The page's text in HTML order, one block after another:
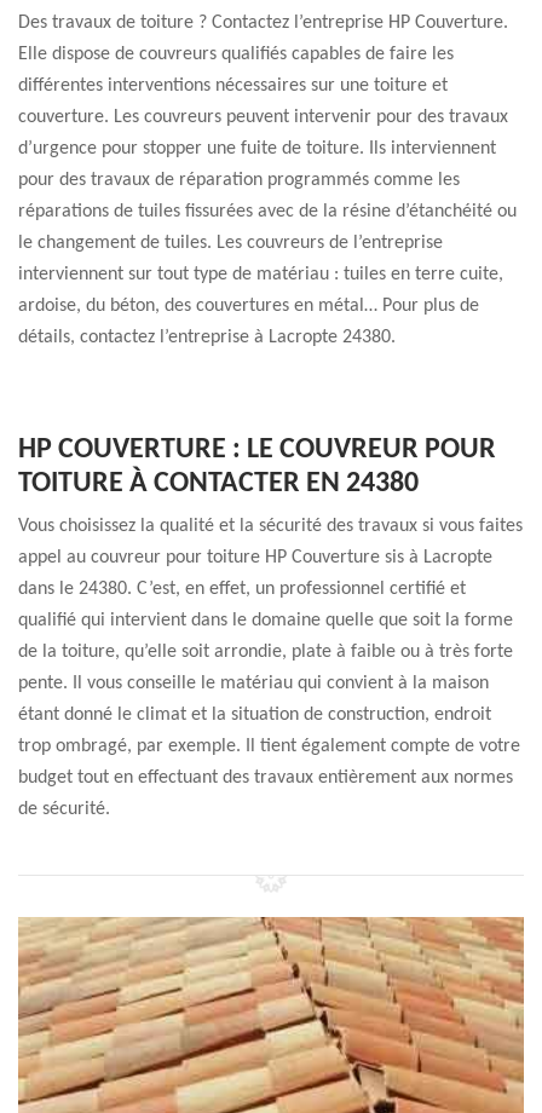
Des travaux de toiture ? Contactez l’entreprise HP Couverture.
Elle dispose de couvreurs qualifiés capables de faire les
différentes interventions nécessaires sur une toiture et
couverture. Les couvreurs peuvent intervenir pour des travaux
d’urgence pour stopper une fuite de toiture. Ils interviennent
pour des travaux de réparation programmés comme les
réparations de tuiles fissurées avec de la résine d’étanchéité ou
le changement de tuiles. Les couvreurs de l’entreprise
interviennent sur tout type de matériau : tuiles en terre cuite,
ardoise, du béton, des couvertures en métal… Pour plus de
détails, contactez l’entreprise à Lacropte 24380.
HP COUVERTURE : LE COUVREUR POUR
TOITURE À CONTACTER EN 24380
Vous choisissez la qualité et la sécurité des travaux si vous faites
appel au couvreur pour toiture HP Couverture sis à Lacropte
dans le 24380. C’est, en effet, un professionnel certifié et
qualifié qui intervient dans le domaine quelle que soit la forme
de la toiture, qu’elle soit arrondie, plate à faible ou à très forte
pente. Il vous conseille le matériau qui convient à la maison
étant donné le climat et la situation de construction, endroit
trop ombragé, par exemple. Il tient également compte de votre
budget tout en effectuant des travaux entièrement aux normes
de sécurité.